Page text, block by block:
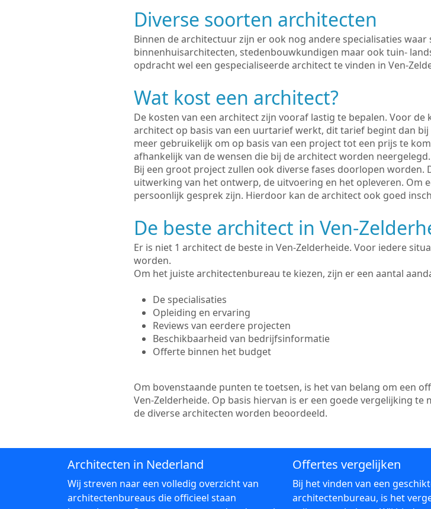
Diverse soorten architecten
Binnen de architectuur zijn er ook nog andere specialisaties
binnenhuisarchitecten, stedenbouwkundigen maar ook tuin-
opdracht wel een gespecialiseerde architect te vinden in Ven-
Wat kost een architect?
De kosten van een architect zijn vooraf lastig te bepalen. Voor
architect op basis van een uurtarief werkt, dit tarief begint dan
meer gebruikelijk om op basis van een project tot een prijs te
afhankelijk van de wensen die bij de architect worden neergelegd.
Bij een groot project zullen ook diverse fases doorlopen
uitwerking van het ontwerp, de uitvoering en het opleveren. Om
persoonlijk gesprek zijn. Hierdoor kan de architect ook goed
De beste architect in Ven-
Er is niet 1 architect de beste in Ven-Zelderheide. Voor iedere
worden.
Om het juiste architectenbureau te kiezen, zijn er een aantal
De specialisaties
Opleiding en ervaring
Reviews van eerdere projecten
Beschikbaarheid van bedrijfsinformatie
Offerte binnen het budget
Om bovenstaande punten te toetsen, is het van belang om een
Ven-Zelderheide. Op basis hiervan is er een goede vergelijking
de diverse architecten worden beoordeeld.
Architecten in Nederland
Wij streven naar een volledig overzicht van
architectenbureaus die officieel staan
Offertes vergelijken
Bij het vinden van een
architectenbureau, is het